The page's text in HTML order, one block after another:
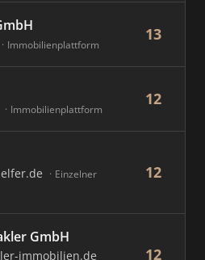
Immobilienplattform
13
Immobilienplattform
12
Einzelner
12
GmbH
immobilien.de 12